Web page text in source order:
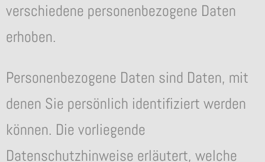
verschiedene personenbezogene Daten
erhoben.
Personenbezogene Daten sind Daten, mit
denen Sie persönlich identifiziert werden
können. Die vorliegende
Datenschutzhinweise erläutert, welche